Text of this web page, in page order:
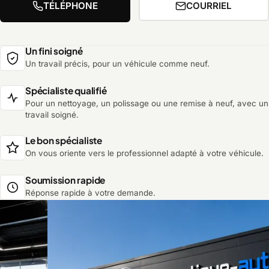
TÉLÉPHONE COURRIEL
Un fini soigné
Un travail précis, pour un véhicule comme neuf.
Spécialiste qualifié
Pour un nettoyage, un polissage ou une remise à neuf, avec un
travail soigné.
Le bon spécialiste
On vous oriente vers le professionnel adapté à votre véhicule.
Soumission rapide
Réponse rapide à votre demande.